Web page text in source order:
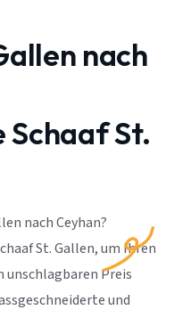
nach
St.
nach Ceyhan?
St. Gallen, um Ihren
unschlagbaren Preis
und